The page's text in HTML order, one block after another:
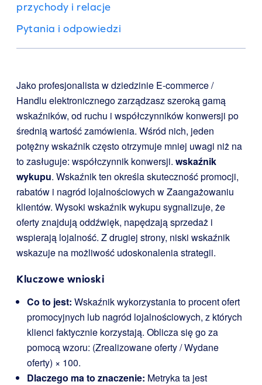
przychody i relacje
Pytania i odpowiedzi
Jako profesjonalista w dziedzinie E-commerce /
Handlu elektronicznego zarządzasz szeroką gamą
wskaźników, od ruchu i współczynników konwersji po
średnią wartość zamówienia. Wśród nich, jeden
potężny wskaźnik często otrzymuje mniej uwagi niż na
to zasługuje: współczynnik konwersji. wskaźnik
wykupu. Wskaźnik ten określa skuteczność promocji,
rabatów i nagród lojalnościowych w Zaangażowaniu
klientów. Wysoki wskaźnik wykupu sygnalizuje, że
oferty znajdują oddźwięk, napędzają sprzedaż i
wspierają lojalność. Z drugiej strony, niski wskaźnik
wskazuje na możliwość udoskonalenia strategii.
Kluczowe wnioski
Co to jest: Wskaźnik wykorzystania to procent ofert
promocyjnych lub nagród lojalnościowych, z których
klienci faktycznie korzystają. Oblicza się go za
pomocą wzoru: (Zrealizowane oferty / Wydane
oferty) × 100.
Dlaczego ma to znaczenie: Metryka ta jest